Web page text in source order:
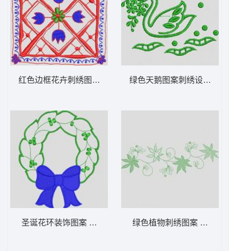
红色边框花卉刺绣图案 植物花型
圣诞花环装饰图案 植物花型
绿色天鹅图案刺绣设计 植
绿色植物刺绣图案 植物花